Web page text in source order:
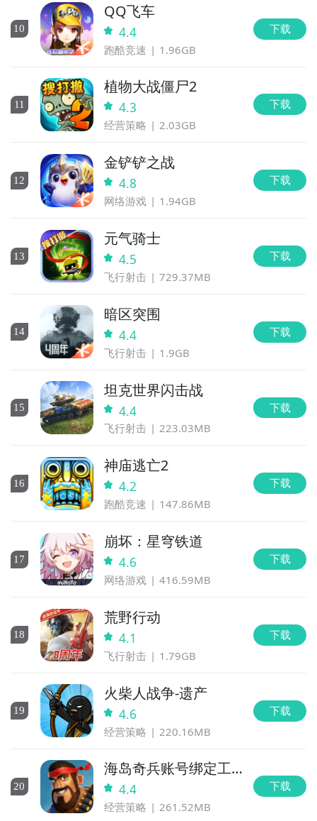
全是广告的游戏2什么时候公测？公测
时间提前预知，有
三大方法，下边就让九游独家来为您揭秘吧！
步骤1：百度搜索“九游全是广告的游戏2 专区；
步骤2：关注大事件列表，每次全是广告的游戏2测试的
方法二： 下载九游APP，订阅全是广告的游戏2的开测
步骤1：点击下载九游APP；
步骤2：进入APP搜索“全是广告的游戏2”，订阅后可及
时接受活动,礼包,开测和开放下载的提醒；
九游APP
10
QQ飞车
4.4
跑酷竞速 1.96GB
下载
11
植物大战僵尸2
4.3
经营策略 2.03GB
下载
12
金铲铲之战
4.8
网络游戏 1.94GB
下载
13
元气骑士
4.5
飞行射击 729.37MB
下载
14
暗区突围
4.4
飞行射击 1.9GB
下载
15
坦克世界闪击战
4.4
飞行射击 223.03MB
下载
16
神庙逃亡2
4.2
跑酷竞速 147.86MB
下载
17
崩坏：星穹铁道
4.6
网络游戏 416.59MB
下载
18
荒野行动
4.1
飞行射击 1.79GB
下载
19
火柴人战争-遗产
4.6
经营策略 220.16MB
下载
20
海岛奇兵账号绑定工
具 4.4
经营策略 261.52MB
下载